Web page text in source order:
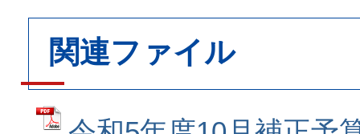
関連ファイル